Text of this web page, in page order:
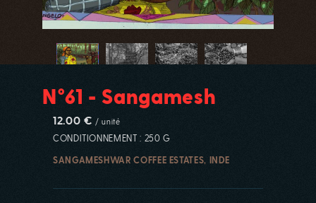
N°61 - Sangamesh
12.00 € / unité
CONDITIONNEMENT : 250 G
SANGAMESHWAR COFFEE ESTATES, INDE